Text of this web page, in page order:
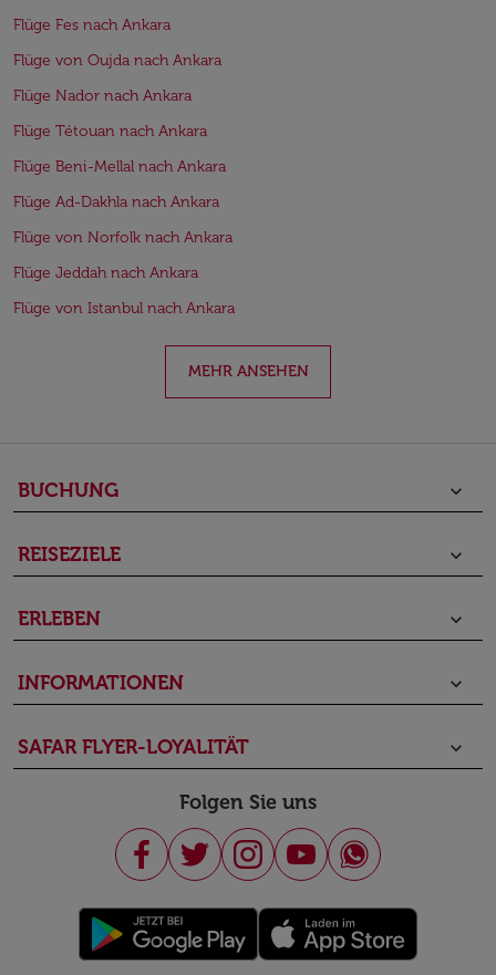
Flüge Fes nach Ankara
Flüge von Oujda nach Ankara
Flüge Nador nach Ankara
Flüge Tétouan nach Ankara
Flüge Beni-Mellal nach Ankara
Flüge Ad-Dakhla nach Ankara
Flüge von Norfolk nach Ankara
Flüge Jeddah nach Ankara
Flüge von Istanbul nach Ankara
MEHR ANSEHEN
BUCHUNG keyboard_arrow_down
REISEZIELE keyboard_arrow_down
ERLEBEN keyboard_arrow_down
INFORMATIONEN keyboard_arrow_down
SAFAR FLYER-LOYALITÄT keyboard_arrow_down
Folgen Sie uns